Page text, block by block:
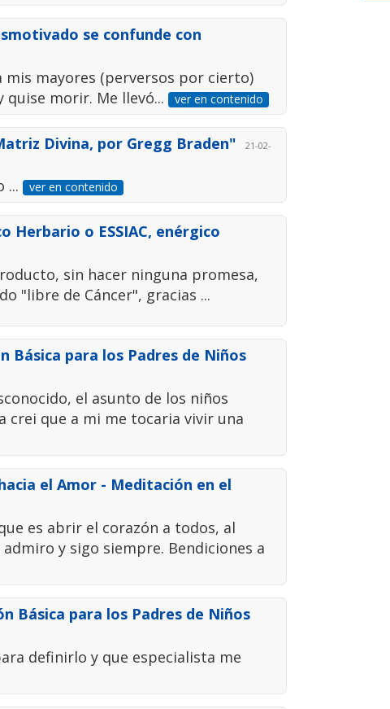
se confunde con
mis mayores (perversos por cierto)
quise morir. Me llevó... ver en contenido
Divina, por Gregg Braden"
21-02-
... ver en contenido
Herbario o ESSIAC, enérgico
sin hacer ninguna promesa,
"libre de Cáncer", gracias ...
Básica para los Padres de Niños
el asunto de los niños
crei que a mi me tocaria vivir una
el Amor - Meditación en el
es abrir el corazón a todos, al
y sigo siempre. Bendiciones a
Básica para los Padres de Niños
definirlo y que especialista me